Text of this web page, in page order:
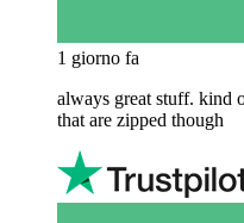
1 giorno fa
always great stuff. kind
that are zipped though